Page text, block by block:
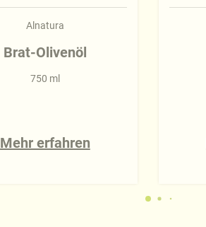
Alnatura
Brat-Olivenöl
750 ml
Mehr erfahren